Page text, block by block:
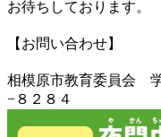
お待ちしております。
【お問い合わせ】
相模原市教育委員会
−８２８４